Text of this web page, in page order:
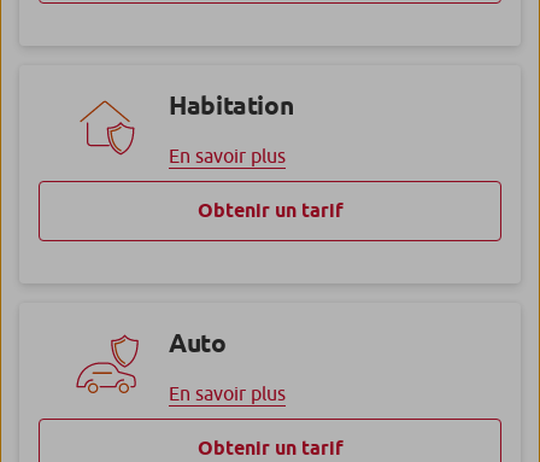
Habitation
En savoir plus
Obtenir un tarif
Auto
En savoir plus
Obtenir un tarif